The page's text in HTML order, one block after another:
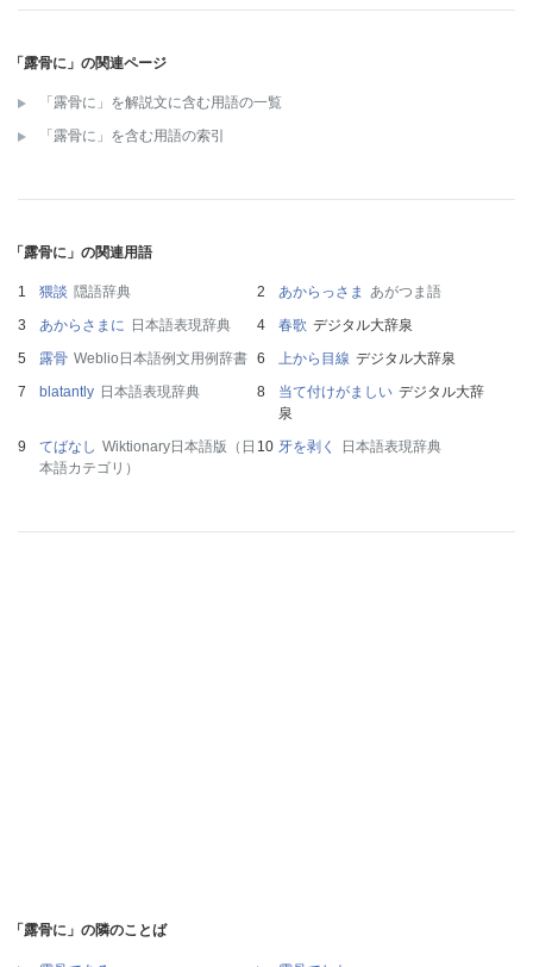
「露骨に」の関連ページ
「露骨に」を解説文に含む用語の一覧
「露骨に」を含む用語の索引
「露骨に」の関連用語
猥談 隠語辞典 あからっさま あがつま語
あからさまに 日本語表現辞典 春歌 デジタル大辞泉
露骨 Weblio日本語例文用例辞書 上から目線 デジタル大辞泉
blatantly 日本語表現辞典 当て付けがましい デジタル大辞
泉
てばなし Wiktionary日本語版（日
本語カテゴリ）
牙を剥く 日本語表現辞典
「露骨に」の隣のことば